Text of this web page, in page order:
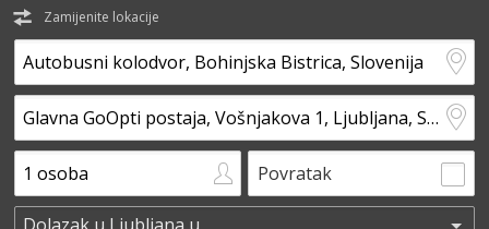
Zamijenite lokacije
Povratak